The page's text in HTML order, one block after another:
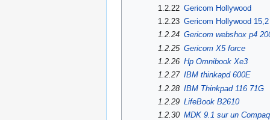
1.2.22 Gericom Hollywood
1.2.23 Gericom Hollywood 15,2
1.2.24 Gericom webshox p4
1.2.25 Gericom X5 force
1.2.26 Hp Omnibook Xe3
1.2.27 IBM thinkapd 600E
1.2.28 IBM Thinkpad 116 71G
1.2.29 LifeBook B2610
1.2.30 MDK 9.1 sur un